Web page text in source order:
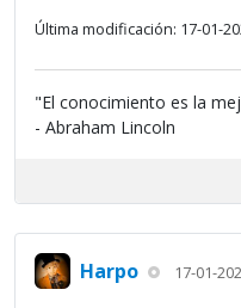
Última modificación: 17-01-
"El conocimiento es la
- Abraham Lincoln
Harpo 17-01-